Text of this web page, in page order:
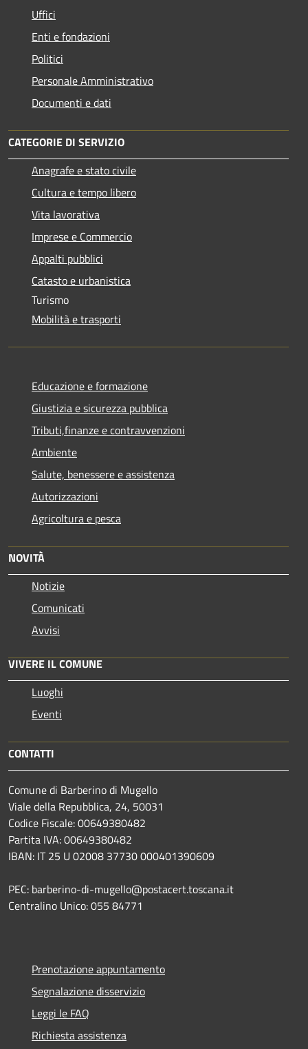
Uffici
Enti e fondazioni
Politici
Personale Amministrativo
Documenti e dati
CATEGORIE DI SERVIZIO
Anagrafe e stato civile
Cultura e tempo libero
Vita lavorativa
Imprese e Commercio
Appalti pubblici
Catasto e urbanistica
Turismo
Mobilità e trasporti
Educazione e formazione
Giustizia e sicurezza pubblica
Tributi,finanze e contravvenzioni
Ambiente
Salute, benessere e assistenza
Autorizzazioni
Agricoltura e pesca
NOVITÀ
Notizie
Comunicati
Avvisi
VIVERE IL COMUNE
Luoghi
Eventi
CONTATTI
Comune di Barberino di Mugello
Viale della Repubblica, 24, 50031
Codice Fiscale: 00649380482
Partita IVA: 00649380482
IBAN: IT 25 U 02008 37730 000401390609
PEC: barberino-di-mugello@postacert.toscana.it
Centralino Unico: 055 84771
Prenotazione appuntamento
Segnalazione disservizio
Leggi le FAQ
Richiesta assistenza